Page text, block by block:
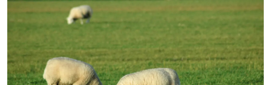
les
Villages
Den
-